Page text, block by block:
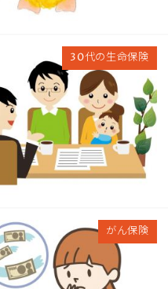
30代の生命保険
がん保険